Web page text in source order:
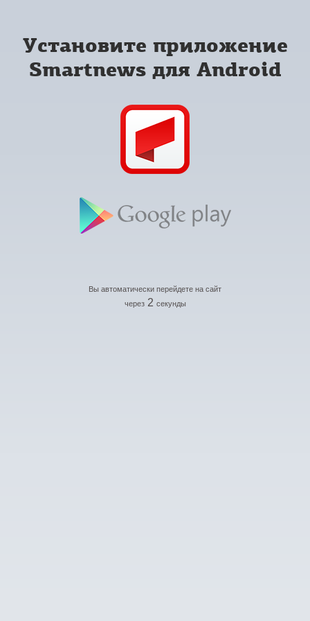
Установите приложение
Smartnews для Android
Вы автоматически перейдете на сайт
через 2 секунды